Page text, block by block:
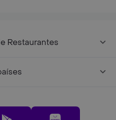
Restaurantes